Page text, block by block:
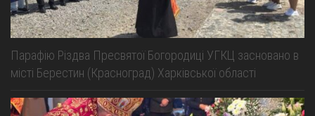
Парафію Різдва Пресвятої Богородиці УГКЦ засновано в
місті Берестин (Красноград) Харківської області